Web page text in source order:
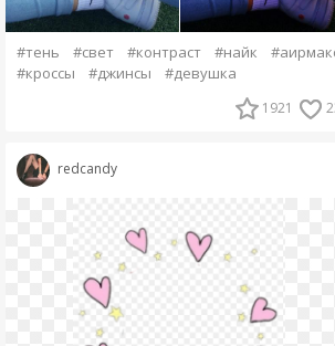
#тень #свет #контраст #найк
#кроссы
#джинсы #девушка
1921
redcandy